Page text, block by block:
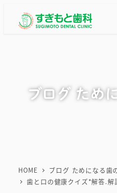
ブログ ため
HOME ブログ ためになる歯
歯と口の健康クイズ*解答.解